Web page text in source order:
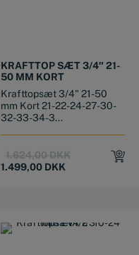
KRAFTTOP SÆT 3/4″ 21-
50 MM KORT
Krafttopsæt 3/4" 21-50
mm Kort 21-22-24-27-30-
32-33-34-3...
1.624,00DKKOriginal
1.499,00 DKK
Current